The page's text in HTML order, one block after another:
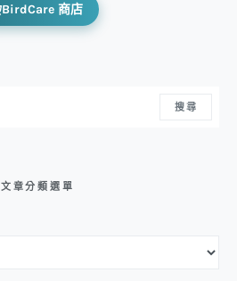
BirdCare 商店
搜尋
文章分類選單